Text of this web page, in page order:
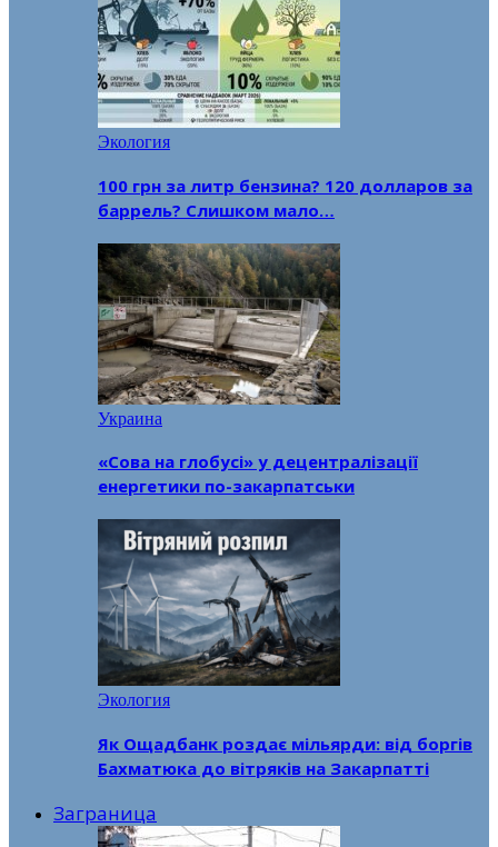
Экология
100 грн за литр бензина? 120 долларов за
баррель? Слишком мало…
Украина
«Сова на глобусі» у децентралізації
енергетики по-закарпатськи
Экология
Як Ощадбанк роздає мільярди: від боргів
Бахматюка до вітряків на Закарпатті
Заграница